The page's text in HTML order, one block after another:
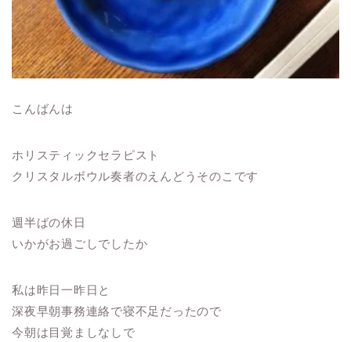
こんばんは
ホリスティックセラピスト
クリスタルボウル奏者のえんどうそのこです
週半ばの休日
いかがお過ごしでしたか
私は昨日一昨日と
深夜早朝事務連絡で寝不足だったので
今朝は目覚ましなしで